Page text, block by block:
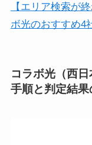
【エリア検索が
ボ光のおすすめ4
コラボ光（西
手順と判定結果